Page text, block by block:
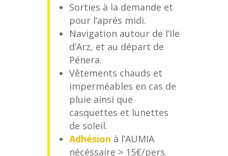
Sorties à la demande et
pour l’aprés midi.
Navigation autour de l’Ile
d’Arz, et au départ de
Pénera.
Vêtements chauds et
imperméables en cas de
pluie ainsi que
casquettes et lunettes
de soleil.
Adhésion à l’AUMIA
nécéssaire > 15€/pers.